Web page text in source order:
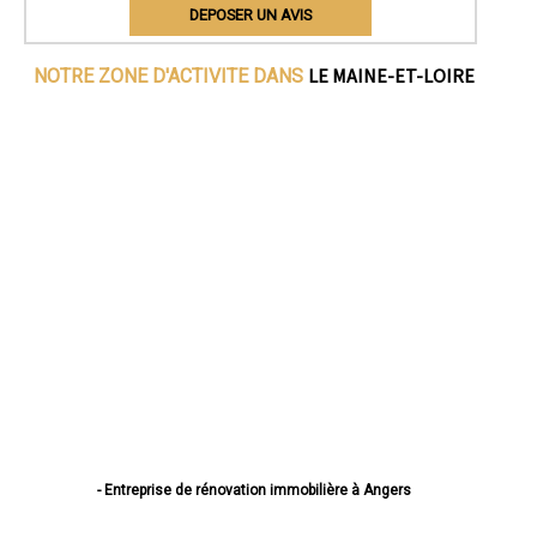
DEPOSER UN AVIS
NOTRE ZONE D'ACTIVITE DANS LE MAINE-ET-LOIRE
- Entreprise de rénovation immobilière à Angers